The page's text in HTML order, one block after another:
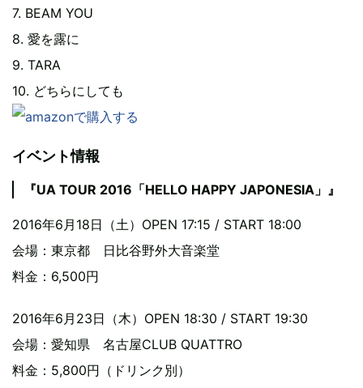
7. BEAM YOU
8. 愛を露に
9. TARA
10. どちらにしても
イベント情報
『UA TOUR 2016「HELLO HAPPY JAPONESIA」』
2016年6月18日（土）OPEN 17:15 / START 18:00
会場：東京都 日比谷野外大音楽堂
料金：6,500円
2016年6月23日（木）OPEN 18:30 / START 19:30
会場：愛知県 名古屋CLUB QUATTRO
料金：5,800円（ドリンク別）